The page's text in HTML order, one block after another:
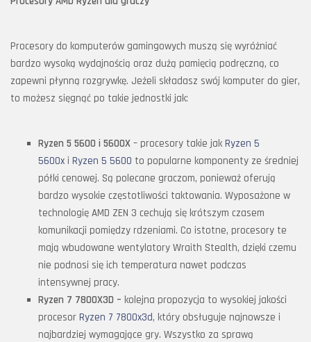
Procesory do komputerów gamingowych muszą się wyróżniać
bardzo wysoką wydajnością oraz dużą pamięcią podręczną, co
zapewni płynną rozgrywkę. Jeżeli składasz swój komputer do gier,
to możesz sięgnąć po takie jednostki jak:
Ryzen 5 5600 i 5600X – procesory takie jak Ryzen 5
5600x i Ryzen 5 5600 to popularne komponenty ze średniej
półki cenowej. Są polecane graczom, ponieważ oferują
bardzo wysokie częstotliwości taktowania. Wyposażone w
technologię AMD ZEN 3 cechują się krótszym czasem
komunikacji pomiędzy rdzeniami. Co istotne, procesory te
mają wbudowane wentylatory Wraith Stealth, dzięki czemu
nie podnosi się ich temperatura nawet podczas
intensywnej pracy.
Ryzen 7 7800X3D – kolejna propozycja to wysokiej jakości
procesor Ryzen 7 7800x3d, który obsługuje najnowsze i
najbardziej wymagające gry. Wszystko za sprawą